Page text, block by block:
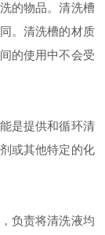
的物品。清洗槽
。清洗槽的材质
的使用中不会受
是提供和循环清
或其他特定的化
负责将清洗液均